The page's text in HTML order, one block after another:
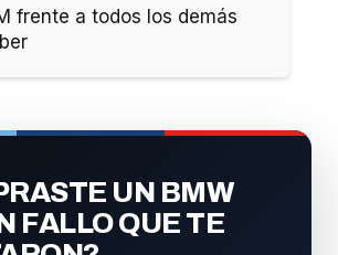
frente a todos los demás
UN BMW
FALLO QUE TE